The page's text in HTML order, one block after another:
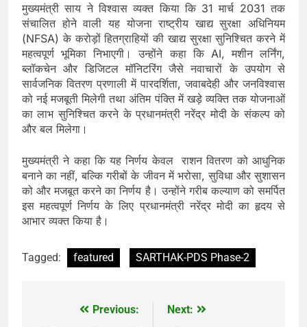
मुख्यमंत्री साय ने विश्वास व्यक्त किया कि 31 मार्च 2031 तक
संचालित होने वाली यह योजना राष्ट्रीय खाद्य सुरक्षा अधिनियम
(NFSA) के करोड़ों हितग्राहियों की खाद्य सुरक्षा सुनिश्चित करने में
महत्वपूर्ण भूमिका निभाएगी। उन्होंने कहा कि AI, मशीन लर्निंग,
ब्लॉकचेन और डिजिटल मॉनिटरिंग जैसे नवाचारों के उपयोग से
सार्वजनिक वितरण प्रणाली में पारदर्शिता, जवाबदेही और जनविश्वास
को नई मजबूती मिलेगी तथा अंतिम पंक्ति में खड़े व्यक्ति तक योजनाओं
का लाभ सुनिश्चित करने के प्रधानमंत्री नरेंद्र मोदी के संकल्प को
और बल मिलेगा।
मुख्यमंत्री ने कहा कि यह निर्णय केवल राशन वितरण को आधुनिक
बनाने का नहीं, बल्कि गरीबों के जीवन में भरोसा, सुविधा और सुशासन
को और मजबूत करने का निर्णय है। उन्होंने गरीब कल्याण को समर्पित
इस महत्वपूर्ण निर्णय के लिए प्रधानमंत्री नरेंद्र मोदी का हृदय से
आभार व्यक्त किया है।
Tagged: featured SARTHAK-PDS Phase-2
Previous:
Next: